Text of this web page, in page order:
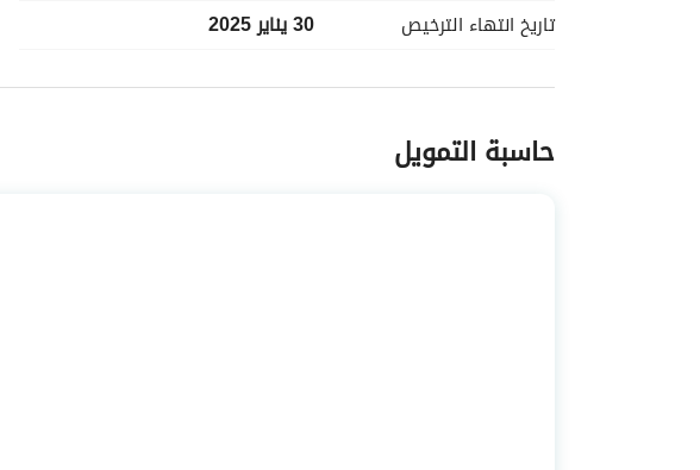
تاريخ انتهاء الترخيص 30 يناير 2025
معلومات مسؤول الإعلان
اسم المسؤول -حاسبة التمويل